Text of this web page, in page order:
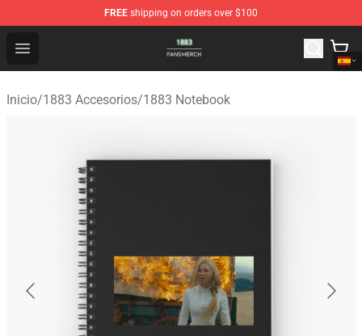
FREE shipping on orders over $100
Open menu
1883 Shop - Official 1883 Merchandise Store
Inicio/1883 Accesorios/1883 Notebook